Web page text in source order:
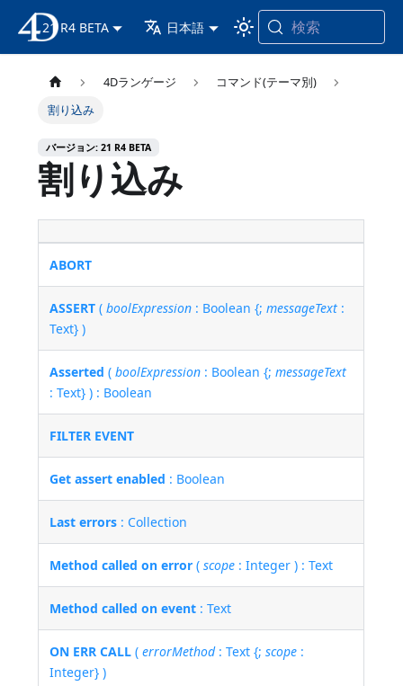
4D ドキュメンテーション
21 R4 BETA 日本語 検索
4Dランゲージ
コマンド(テーマ別)
割り込み
バージョン: 21 R4 BETA
割り込み
ABORT
ASSERT (boolExpression : Boolean {;messageText :
Text} )
Asserted (boolExpression : Boolean {;messageText
: Text} ) : Boolean
FILTER EVENT
Get assert enabled : Boolean
Last errors : Collection
Method called on error (scope : Integer ) : Text
Method called on event : Text
ON ERR CALL (errorMethod: Text {;scope :
Integer} )